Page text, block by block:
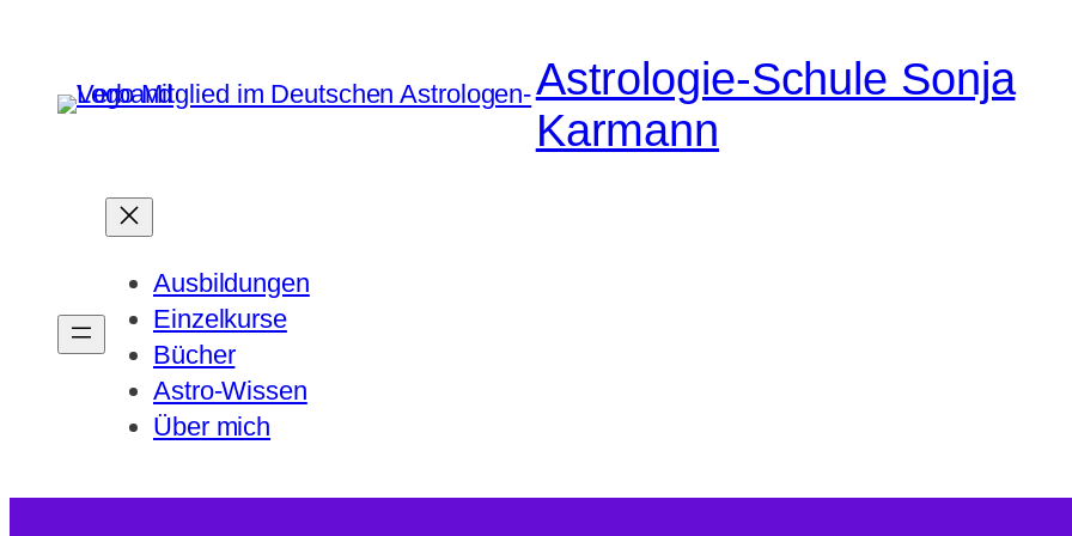
springen
Astrologie-Schule Sonja
Karmann
Ausbildungen
Einzelkurse
Bücher
Astro-Wissen
Über mich